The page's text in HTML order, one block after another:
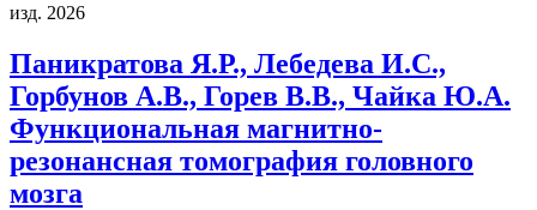
изд. 2026
Паникратова Я.Р., Лебедева И.С.,
Горбунов А.В., Горев В.В., Чайка Ю.А.
Функциональная магнитно-
резонансная томография головного
мозга